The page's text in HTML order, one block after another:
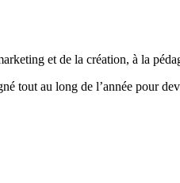
et de la création, à la
tout au long de l’année pour